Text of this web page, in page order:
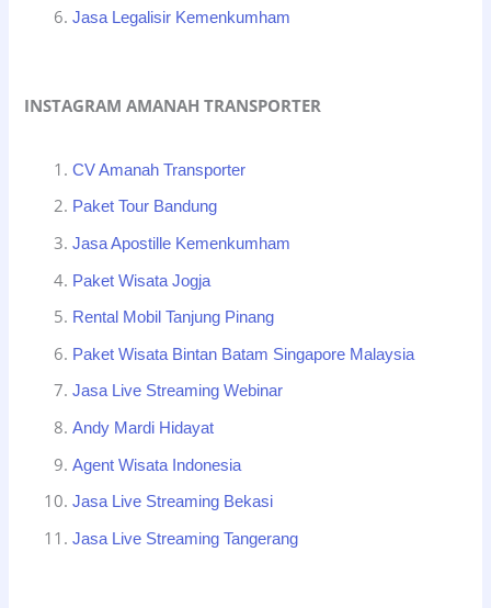
Jasa Legalisir Kemenkumham
INSTAGRAM AMANAH TRANSPORTER
CV Amanah Transporter
Paket Tour Bandung
Jasa Apostille Kemenkumham
Paket Wisata Jogja
Rental Mobil Tanjung Pinang
Paket Wisata Bintan Batam Singapore Malaysia
Jasa Live Streaming Webinar
Andy Mardi Hidayat
Agent Wisata Indonesia
Jasa Live Streaming Bekasi
Jasa Live Streaming Tangerang